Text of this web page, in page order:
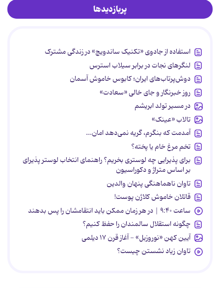
پربازدیدها
استفاده از جادوی «تکنیک ساندویچ» در زندگی مشترک
لنگرهای نجات در برابر سیلاب استرس
دوش‌پرتاب‌های ایران؛ کابوس خاموش آسمان
روز خبرنگار و جای خالی «سعادت»
در مسیر تولد ابریشم
تالاب «عینک»
آمدمت که بنگرم، گریه نمی‌دهد امان...
تخم مرغ خام یا پخته؟
برای پذیرایی چه لوستری بخریم؟ راهنمای انتخاب لوستر پذیرای
بر اساس متراژ و دکوراسیون
تاوان ناهماهنگی پنهان والدین
قاتلان خاموش کلاژن پوست!
ساعت ۹:۴۰ | در هر زمان ممکن باید انتقامشان را پس بدهند
چگونه استقلال سالمندان را حفظ کنیم؟
آیین کهن «نوروزبل» - آغاز قرن ۱۷ دیلمی
تاوان زیاد نشستن چیست؟